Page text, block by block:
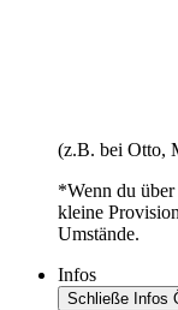
(z.B. bei Otto,
*Wenn du
kleine
Umstände.
Infos
Schließe Infos